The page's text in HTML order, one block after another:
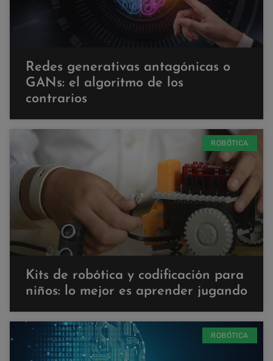
Redes generativas antagónicas o
GANs: el algoritmo de los
contrarios
ROBÓTICA
Kits de robótica y codificación para
niños: lo mejor es aprender jugando
ROBÓTICA